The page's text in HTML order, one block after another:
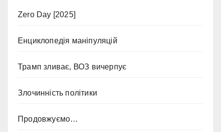
Zero Day [2025]
Енциклопедія маніпуляцій
Трамп зливає, ВОЗ вичерпує
Злочинність політики
Продовжуємо…